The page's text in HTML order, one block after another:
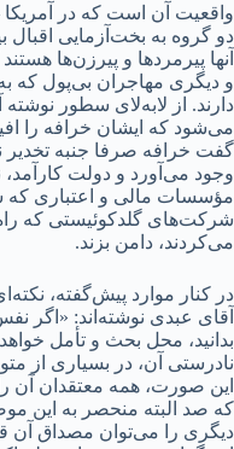
واقعیت آن است که در آمریکا
دو گروه به بخت‌آزمایی اقبال
آنها پیرمردها و پیرزن‌ها
و دیگری مهاجران بی‌پول که
دارند. از لابه‌لای سطور
می‌شود که ایشان خرافه را
گفت خرافه صرفا جنبه تخدیر
وجود می‌آورد و دولت کارآمد،
مؤسسات مالی و اعتباری که
شرکت‌های گلدکوئیستی که
می‌کردند، دامن بزند.
در کنار موارد پیش‌گفته،
آقای عبدی نوشته‌اند:‌ «اگر
بدانید، محل بحث و تأمل
نادرستی آن، در بسیاری از
این صورت، همه معتقدان آن را
که صد البته منحصر به این
دیگری را می‌توان مصداق آن